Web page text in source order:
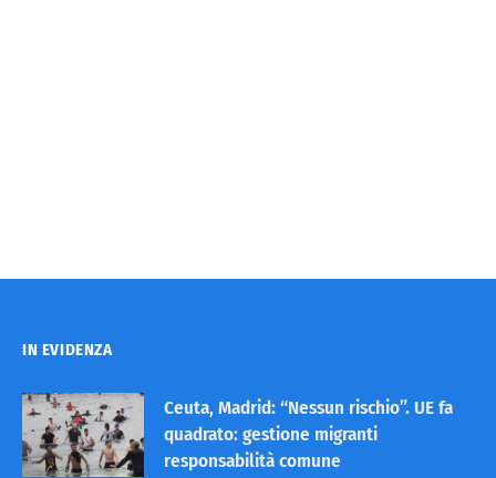
IN EVIDENZA
Ceuta, Madrid: “Nessun rischio”. UE fa
quadrato: gestione migranti
responsabilità comune